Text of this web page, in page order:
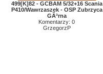
499[K]82 - GCBAM 5/32+16 Scania
P410/Wawrzaszek - OSP Zubrzyca
GÃ³rna
Komentarzy: 0
GrzegorzP